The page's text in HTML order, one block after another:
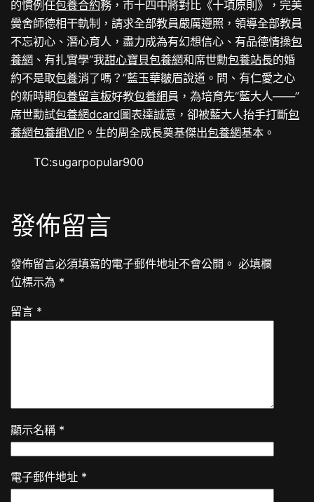
的慣例任包養合約務，市十四中將對比《十項原則》，完美
黌舍師德相干軌制，請求全部教員嚴厲遵照，領導全部教員
不忘初心、潛心育人，盡力成為有幻想信心、有品德情操包
養網 、有扎實學“我甜心寶貝包養網和席世勳包養站長的婚
約不是取包養消了嗎？”藍玉華皺眉說道。問、有仁愛之心
的新時期包養留言板好教包養網員，為培育先“藍大人——”
席世勳試包養網dcard圖表達誠意，卻被藍大人抬手打斷包
養網包養網VIP 。生的周全成長奠基傑出包養網基本。
TC:sugarpopular900
發佈留言
發佈留言必須填寫的電子郵件地址不會公開。 必填欄
位標示為 *
留言 *
顯示名稱 *
電子郵件地址 *